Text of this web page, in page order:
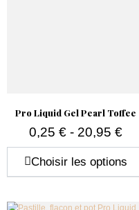
Pro Liquid Gel Pearl Toffee
Prix
0,25 € - 20,95 €
Choisir les options